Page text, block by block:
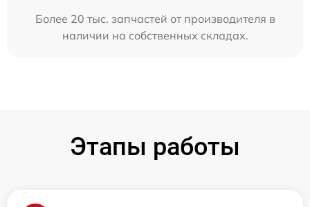
Более 20 тыс. запчастей от производителя в
наличии на собственных складах.
Этапы работы